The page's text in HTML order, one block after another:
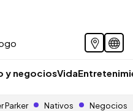
y negociosVida
Parker Nativos Negocios